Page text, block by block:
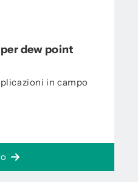
dew point
in campo